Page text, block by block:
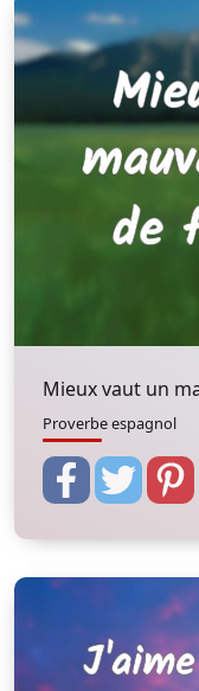
Mieux vaut un
Proverbe espagnol